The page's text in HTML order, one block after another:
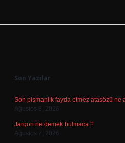
Son Yazılar
Son pişmanlık fayda etmez atasözü ne
Ağustos 8, 2026
Jargon ne demek bulmaca ?
Ağustos 7, 2026